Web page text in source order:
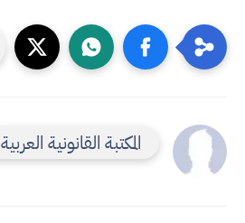
المكتبة القانونية العربية